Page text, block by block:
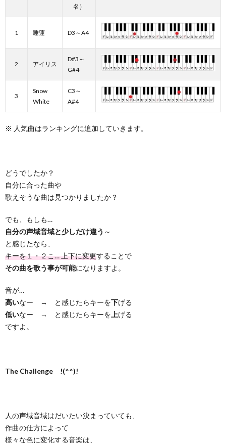
名）
1 睡蓮 D3～A4
2 アイリス
D#3～
G#4
3
Snow
White
C3～
A#4
※ 人気曲はランキングに追加していきます。
どうでしたか？
自分に合った曲や
歌えそうな曲は見つかりましたか？
でも、もしも…
自分の声域音域と少しだけ違う ～
と感じたなら、
キーを１・２こ… 上下に変更することで
その曲を歌う事が可能になりますよ。
音が…
高いなー → と感じたらキーを下げる
低いなー → と感じたらキーを 上げる
ですよ。
The Challenge !(^^)!
人の声域音域はだいたい決まっていても、
作曲の仕方によって
様々な色に変化する音楽は、